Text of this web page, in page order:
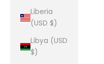
Liberia
(USD $)
Libya (USD
$)